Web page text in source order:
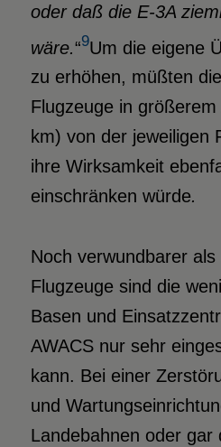
oder daß die E-3A
wäre. “9Um die eigene
zu erhöhen, müßten
Flugzeuge in
km) von der jeweiligen
ihre Wirksamkeit
einschränken würde.
Noch verwundbarer
Flugzeuge sind die
Basen und
AWACS nur sehr
kann. Bei einer
und
Landebahnen oder gar